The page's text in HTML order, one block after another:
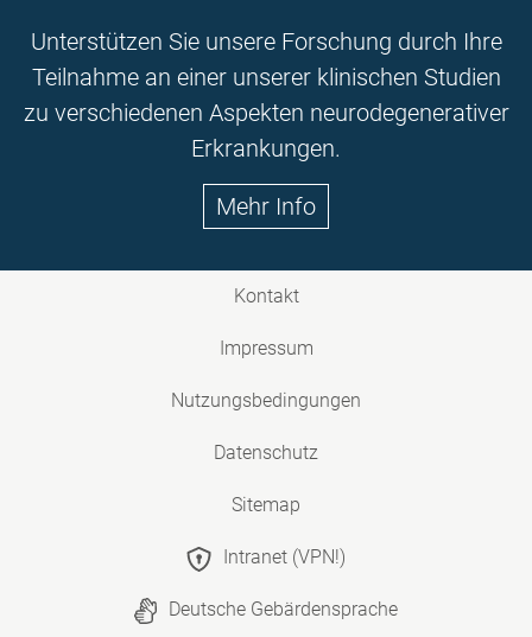
Unterstützen Sie unsere Forschung durch Ihre
Teilnahme an einer unserer klinischen Studien
zu verschiedenen Aspekten neurodegenerativer
Erkrankungen.
Mehr Info
Kontakt
Impressum
Nutzungsbedingungen
Datenschutz
Sitemap
Intranet (VPN!)
Deutsche Gebärdensprache